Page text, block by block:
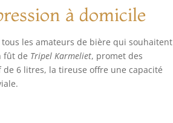
sélectionnés, la bière est
avant une deuxième fermentation.
Kwak, Goose Island, Jupiler et
lagers légères ou bières belges, il
La Pression Parfaite Avec
de passionnés qui
fûts, PerfectDraft transforme
à domicile
les amateurs de bière qui souhaitent
fût de Tripel Karmeliet, promet des
6 litres, la tireuse offre une capacité